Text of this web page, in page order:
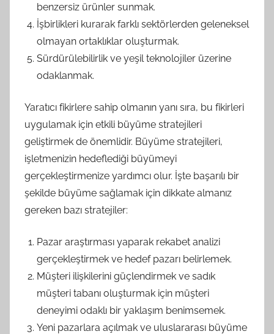
benzersiz ürünler sunmak.
İşbirlikleri kurarak farklı sektörlerden geleneksel
olmayan ortaklıklar oluşturmak.
Sürdürülebilirlik ve yeşil teknolojiler üzerine
odaklanmak.
Yaratıcı fikirlere sahip olmanın yanı sıra, bu fikirleri
uygulamak için etkili büyüme stratejileri
geliştirmek de önemlidir. Büyüme stratejileri,
işletmenizin hedeflediği büyümeyi
gerçekleştirmenize yardımcı olur. İşte başarılı bir
şekilde büyüme sağlamak için dikkate almanız
gereken bazı stratejiler:
Pazar araştırması yaparak rekabet analizi
gerçekleştirmek ve hedef pazarı belirlemek.
Müşteri ilişkilerini güçlendirmek ve sadık
müşteri tabanı oluşturmak için müşteri
deneyimi odaklı bir yaklaşım benimsemek.
Yeni pazarlara açılmak ve uluslararası büyüme